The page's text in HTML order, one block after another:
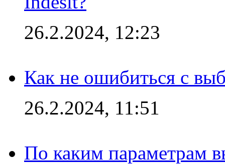
26.2.2024, 12:23
Как не ошибиться с
26.2.2024, 11:51
По каким параметрам